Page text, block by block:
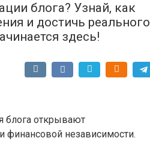
блога? Узнай, как
и достичь реального
здесь!
блога открывают
финансовой независимости.